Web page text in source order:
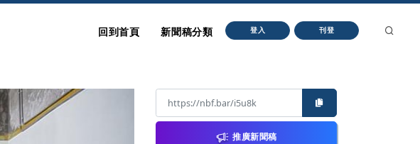
回到首頁 新聞稿分類 登入 刊登
推廣新聞稿